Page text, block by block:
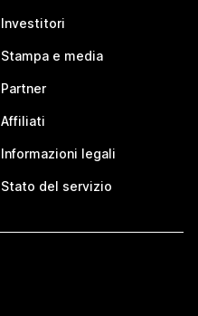
Investitori
Stampa e media
Partner
Affiliati
Informazioni legali
Stato del servizio